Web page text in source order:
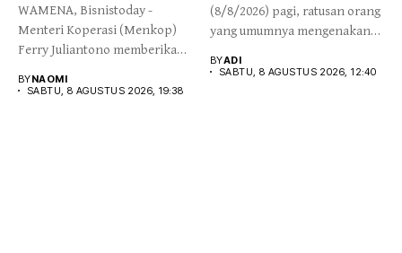
WAMENA, Bisnistoday -
Menteri Koperasi (Menkop)
Ferry Juliantono memberikan
BYNAOMI
SABTU, 8 AGUSTUS 2026, 19:38
(8/8/2026) pagi, ratusan orang
yang umumnya mengenakan
BYADI
SABTU, 8 AGUSTUS 2026, 12:40